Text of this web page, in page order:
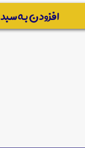
افزودن به